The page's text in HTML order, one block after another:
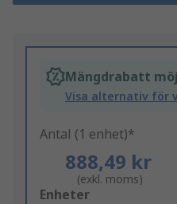
Mängdrabatt
Visa alternativ för
Antal (1 enhet)*
888,49 kr
(exkl. moms)
Add
Enheter